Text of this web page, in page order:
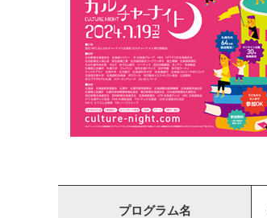
プログラム名